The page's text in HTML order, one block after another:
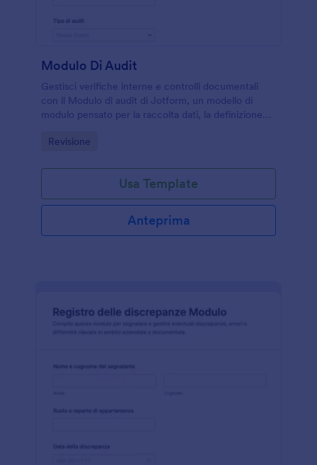
Modulo Di Audit
Gestisci verifiche interne e controlli documentali
con il Modulo di audit di Jotform, un modello di
modulo pensato per la raccolta dati, la definizione
flusso.
Go to Category:
Revisione
Usa Template
Anteprima